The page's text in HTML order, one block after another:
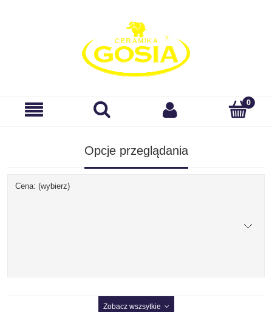
Opcje przeglądania
Cena: (wybierz)
Zobacz wszsytkie